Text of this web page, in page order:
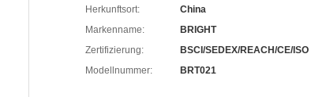
Herkunftsort:
China
Markenname:
BRIGHT
Zertifizierung:
BSCI/SEDEX/REACH/CE/ISO
Modellnummer:
BRT021